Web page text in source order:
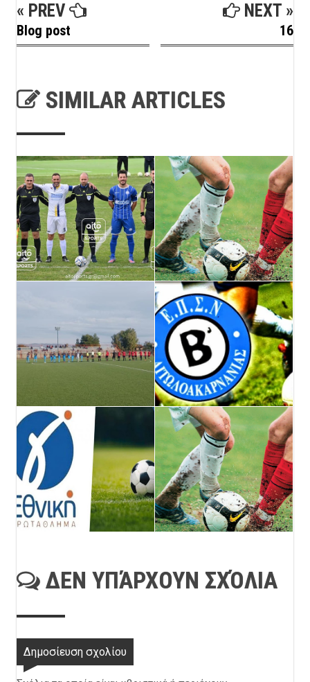
« PREV
Blog post
NEXT »
16
SIMILAR ARTICLES
ΔΕΝ ΥΠΆΡΧΟΥΝ ΣΧΌΛΙΑ
Δημοσίευση σχολίου